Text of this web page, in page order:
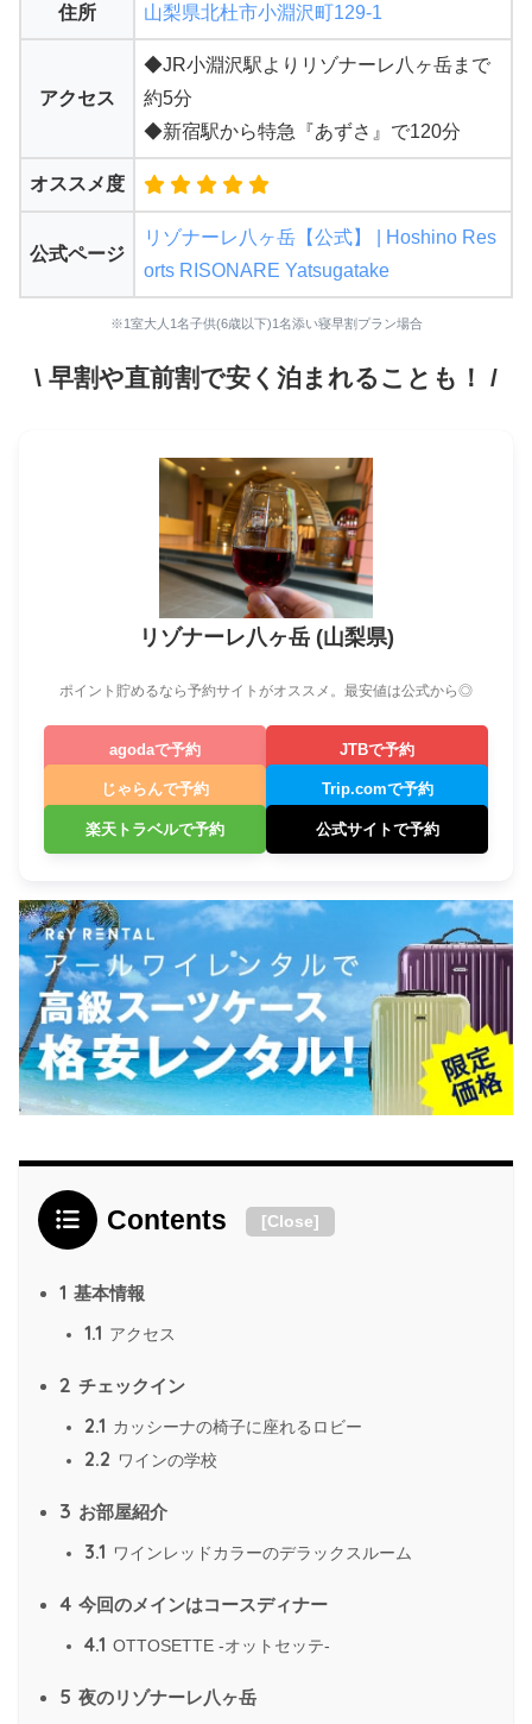
住所 山梨県北杜市小淵沢町129-1
アクセス
◆JR小淵沢駅よりリゾナーレ八ヶ岳まで
約5分
◆新宿駅から特急『あずさ』で120分
オススメ度
公式ページ
リゾナーレ八ヶ岳【公式】 | Hoshino Res
orts RISONARE Yatsugatake
※1室大人1名子供(6歳以下)1名添い寝早割プラン場合
\ 早割や直前割で安く泊まれることも！ /
リゾナーレ八ヶ岳 (山梨県)
ポイント貯めるなら予約サイトがオススメ。最安値は公式から◎
agodaで予約
じゃらんで予約
楽天トラベルで予約
JTBで予約
Trip.comで予約
公式サイトで予約
Contents [Close]
1 基本情報
1.1 アクセス
2 チェックイン
2.1 カッシーナの椅子に座れるロビー
2.2 ワインの学校
3 お部屋紹介
3.1 ワインレッドカラーのデラックスルーム
4 今回のメインはコースディナー
4.1 OTTOSETTE -オットセッテ-
5 夜のリゾナーレ八ヶ岳